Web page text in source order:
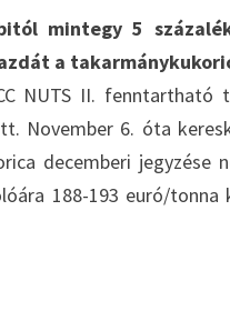
mintegy 5
a
NUTS II. fenntartható
November 6. óta
decemberi jegyzése
188-193 euró/